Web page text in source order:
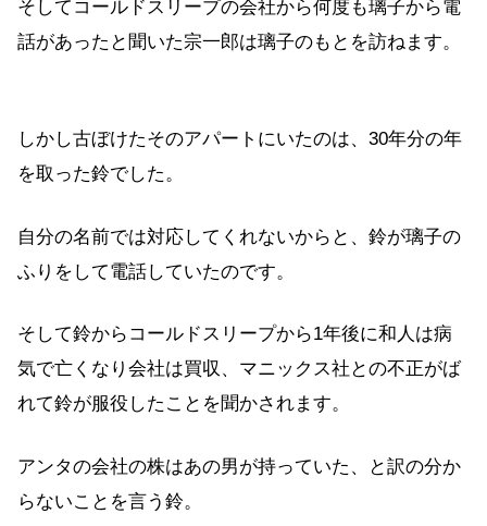
そしてコールドスリープの会社から何度も璃子から電
話があったと聞いた宗一郎は璃子のもとを訪ねます。
しかし古ぼけたそのアパートにいたのは、30年分の年
を取った鈴でした。
自分の名前では対応してくれないからと、鈴が璃子の
ふりをして電話していたのです。
そして鈴からコールドスリープから1年後に和人は病
気で亡くなり会社は買収、マニックス社との不正がば
れて鈴が服役したことを聞かされます。
アンタの会社の株はあの男が持っていた、と訳の分か
らないことを言う鈴。